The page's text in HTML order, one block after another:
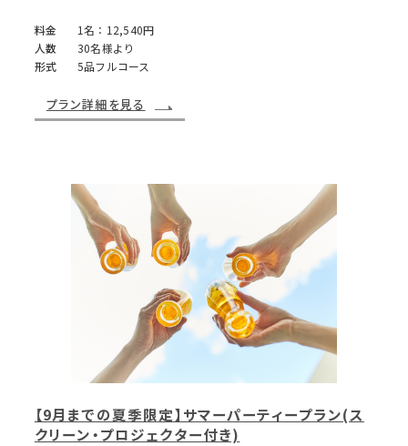
料金
1名：12,540円
人数
30名様より
形式
5品フルコース
プラン詳細を見る
【9月までの夏季限定】サマーパーティープラン(ス
クリーン・プロジェクター付き)